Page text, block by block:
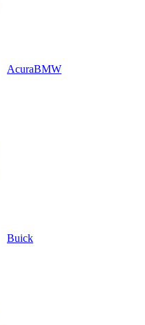
AcuraBMW
Buick